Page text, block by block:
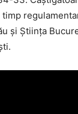
și Știința